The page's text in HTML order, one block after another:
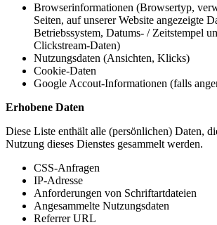
Browserinformationen (Browsertyp,
Seiten, auf unserer Website angezeigte
Betriebssystem, Datums- / Zeitstempel
Clickstream-Daten)
Nutzungsdaten (Ansichten, Klicks)
Cookie-Daten
Google Accout-Informationen (falls
Erhobene Daten
Diese Liste enthält alle (persönlichen) Daten,
Nutzung dieses Dienstes gesammelt werden.
CSS-Anfragen
IP-Adresse
Anforderungen von Schriftartdateien
Angesammelte Nutzungsdaten
Referrer URL